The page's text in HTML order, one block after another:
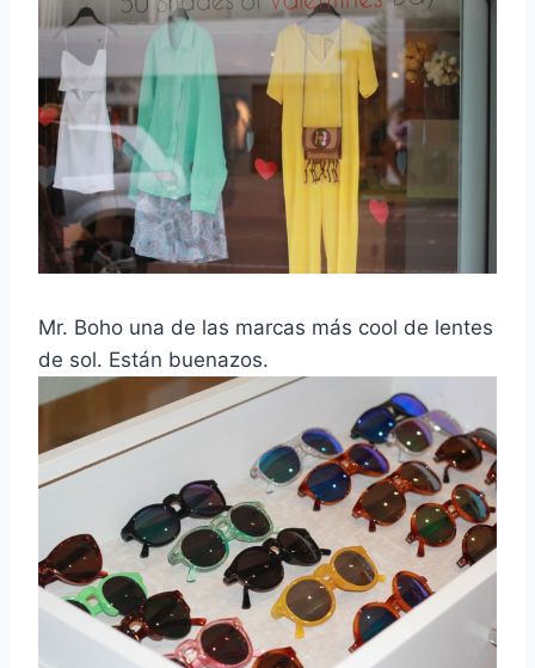
Mr. Boho una de las marcas más cool de lentes
de sol. Están buenazos.